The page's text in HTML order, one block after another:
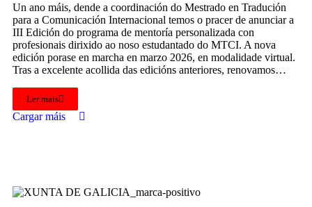
Un ano máis, dende a coordinación do Mestrado en Tradución
para a Comunicación Internacional temos o pracer de anunciar a
III Edición do programa de mentoría personalizada con
profesionais dirixido ao noso estudantado do MTCI. A nova
edición porase en marcha en marzo 2026, en modalidade virtual.
Tras a excelente acollida das edicións anteriores, renovamos…
Ler mais
Cargar máis